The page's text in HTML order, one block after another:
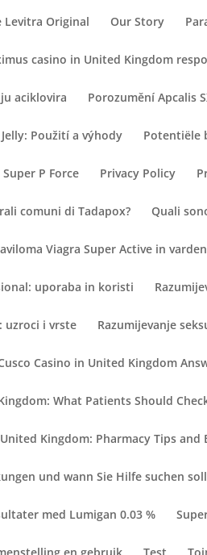
Levitra Original Our Story
casino in United Kingdom
aciklovira Porozumění Apcalis
Použití a výhody Potentiële
P Force Privacy Policy
comuni di Tadapox? Quali
Viagra Super Active in
uporaba in koristi
uzroci i vrste Razumijevanje
Casino in United Kingdom
What Patients Should
Kingdom: Pharmacy Tips and
und wann Sie Hilfe suchen
med Lumigan 0.03 %